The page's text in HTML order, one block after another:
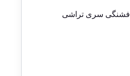
فشنگی سری تراشی